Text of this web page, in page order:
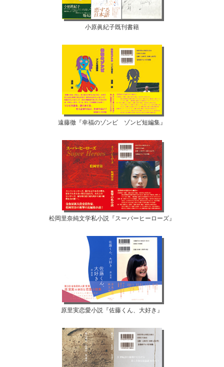
小原眞紀子既刊書籍
遠藤徹『幸福のゾンビ ゾンビ短編集』
松岡里奈純文学私小説『スーパーヒーローズ』
原里実恋愛小説『佐藤くん、大好き』